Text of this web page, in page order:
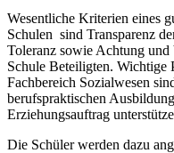
Wesentliche Kriterien eines
Schulen sind Transparenz
Toleranz sowie Achtung
Schule Beteiligten. Wichtige
Fachbereich Sozialwesen
berufspraktischen
Erziehungsauftrag
Die Schüler werden dazu